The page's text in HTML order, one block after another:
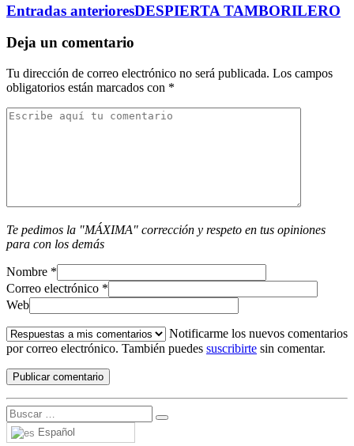
Entradas anterioresDESPIERTA TAMBORILERO
Deja un comentario
Tu dirección de correo electrónico no será publicada. Los campos
obligatorios están marcados con *
Te pedimos la "MÁXIMA" corrección y respeto en tus opiniones
para con los demás
Nombre *
Correo electrónico *
Web
Notificarme los nuevos comentarios
por correo electrónico. También puedes suscribirte sin comentar.
Español